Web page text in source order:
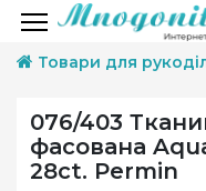
Товари для
076/403
фасована
28ct. Permin